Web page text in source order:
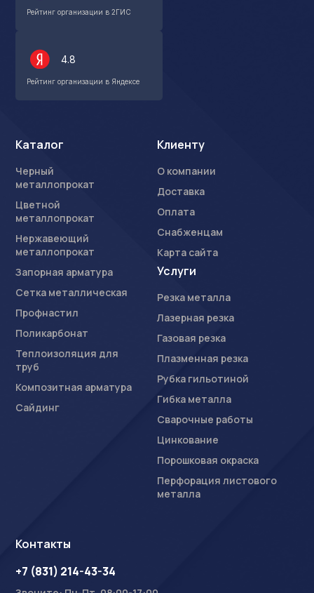
Рейтинг организации в 2ГИС
4.8
Рейтинг организации в Яндексе
Каталог
Черный
металлопрокат
Цветной
металлопрокат
Нержавеющий
металлопрокат
Запорная арматура
Сетка металлическая
Профнастил
Поликарбонат
Теплоизоляция для
труб
Композитная арматура
Сайдинг
Клиенту
О компании
Доставка
Оплата
Снабженцам
Карта сайта
Услуги
Резка металла
Лазерная резка
Газовая резка
Плазменная резка
Рубка гильотиной
Гибка металла
Сварочные работы
Цинкование
Порошковая окраска
Перфорация листового
металла
Контакты
+7 (831) 214-43-34